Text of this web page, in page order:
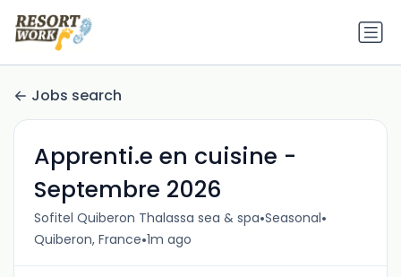
Jobs search
Apprenti.e en cuisine -
Septembre 2026
Sofitel Quiberon Thalassa sea & spa•Seasonal•
Quiberon, France•1m ago